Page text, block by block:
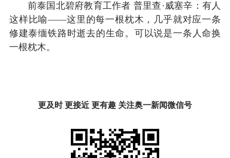
前泰国北碧府教育工作者 普里查·威塞辛：有人
这样比喻——这里的每一根枕木，几乎就对应一条
修建泰缅铁路时逝去的生命。可以说是一条人命换
一根枕木。
更及时 更接近 更有趣 关注奥一新闻微信号